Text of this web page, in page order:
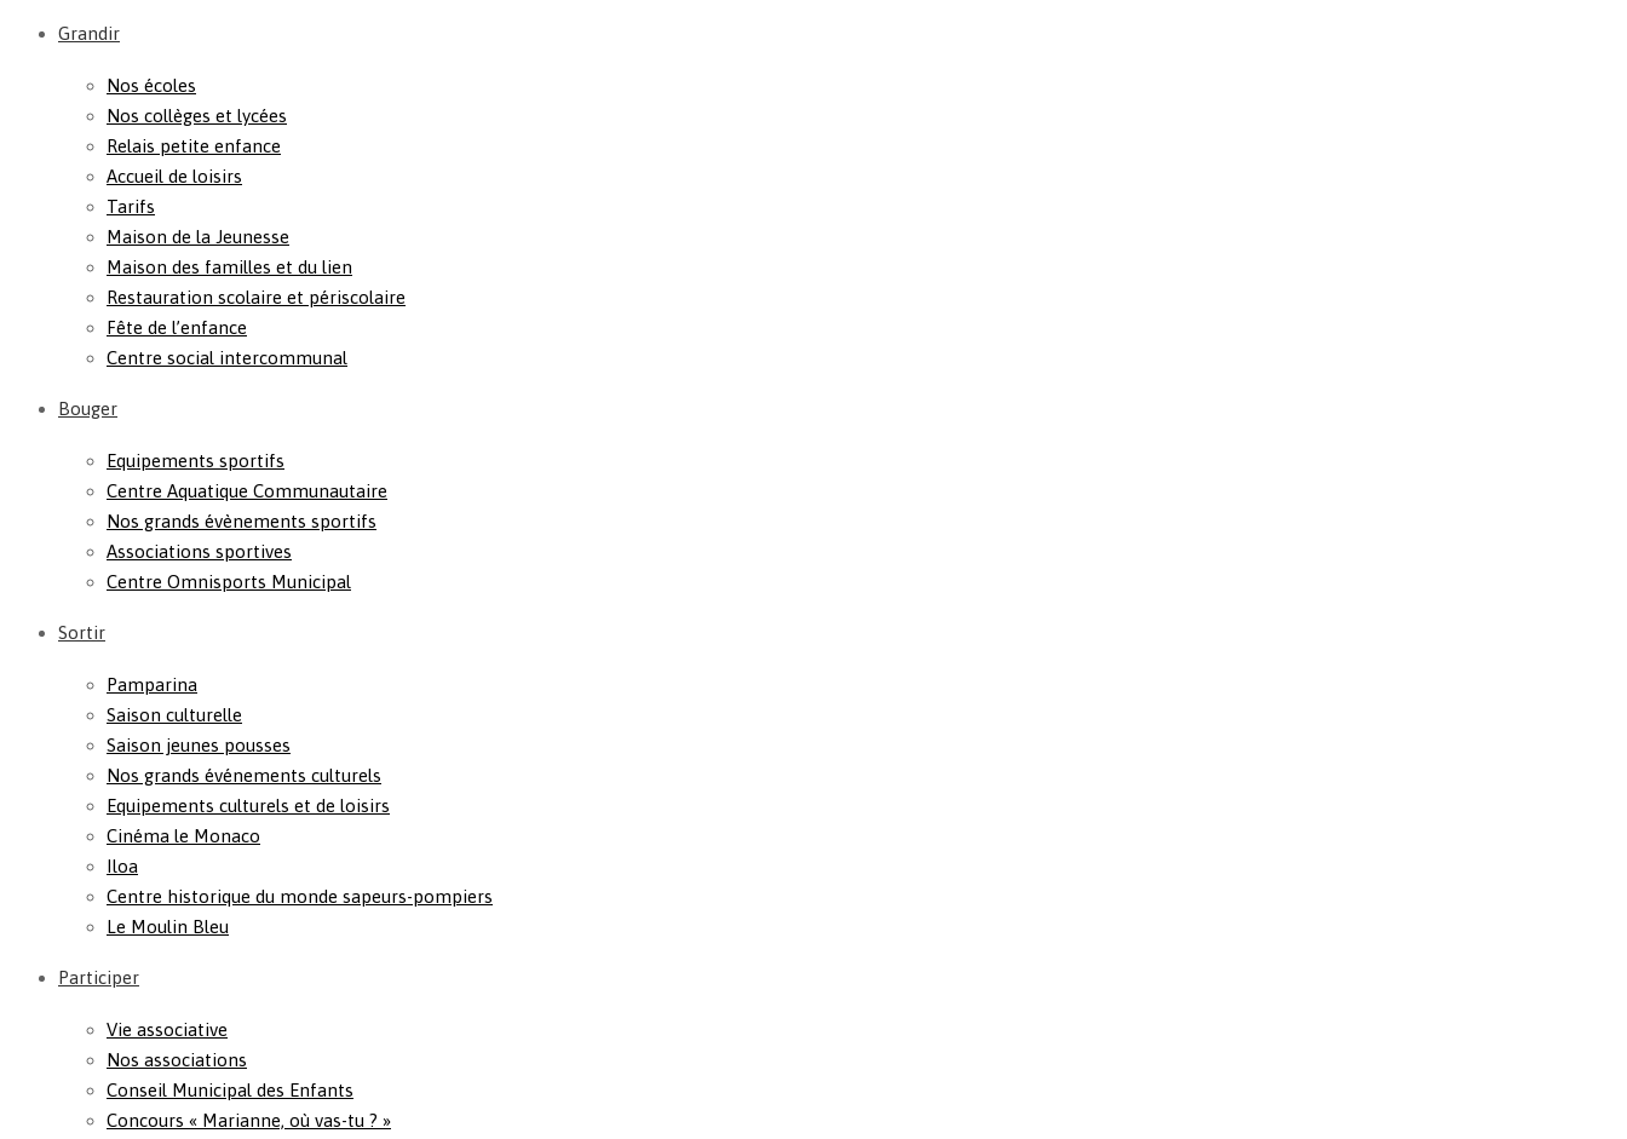
Grandir
Nos écoles
Nos collèges et lycées
Relais petite enfance
Accueil de loisirs
Tarifs
Maison de la Jeunesse
Maison des familles et du lien
Restauration scolaire et périscolaire
Fête de l’enfance
Centre social intercommunal
Bouger
Equipements sportifs
Centre Aquatique Communautaire
Nos grands évènements sportifs
Associations sportives
Centre Omnisports Municipal
Sortir
Pamparina
Saison culturelle
Saison jeunes pousses
Nos grands événements culturels
Equipements culturels et de loisirs
Cinéma le Monaco
Iloa
Centre historique du monde sapeurs-pompiers
Le Moulin Bleu
Participer
Vie associative
Nos associations
Conseil Municipal des Enfants
Concours « Marianne, où vas-tu ? »